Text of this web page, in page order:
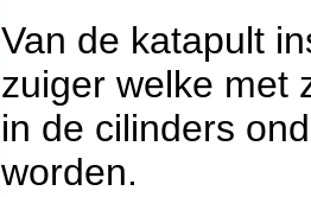
Van de katapult
zuiger welke met
in de cilinders
worden.